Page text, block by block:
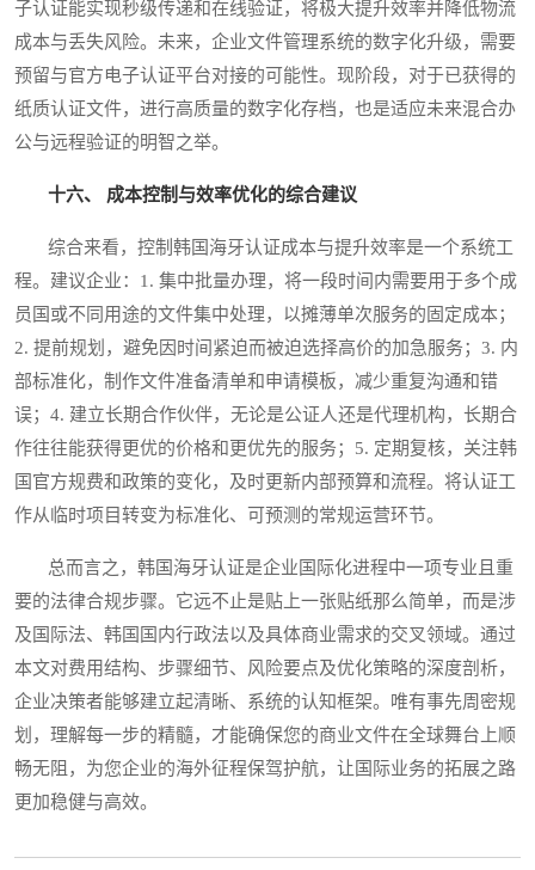
子认证能实现秒级传递和在线验证，将极大提升效率并降低物流
成本与丢失风险。未来，企业文件管理系统的数字化升级，需要
预留与官方电子认证平台对接的可能性。现阶段，对于已获得的
纸质认证文件，进行高质量的数字化存档，也是适应未来混合办
公与远程验证的明智之举。
十六、 成本控制与效率优化的综合建议
综合来看，控制韩国海牙认证成本与提升效率是一个系统工
程。建议企业：1. 集中批量办理，将一段时间内需要用于多个成
员国或不同用途的文件集中处理，以摊薄单次服务的固定成本；
2. 提前规划，避免因时间紧迫而被迫选择高价的加急服务；3. 内
部标准化，制作文件准备清单和申请模板，减少重复沟通和错
误；4. 建立长期合作伙伴，无论是公证人还是代理机构，长期合
作往往能获得更优的价格和更优先的服务；5. 定期复核，关注韩
国官方规费和政策的变化，及时更新内部预算和流程。将认证工
作从临时项目转变为标准化、可预测的常规运营环节。
总而言之，韩国海牙认证是企业国际化进程中一项专业且重
要的法律合规步骤。它远不止是贴上一张贴纸那么简单，而是涉
及国际法、韩国国内行政法以及具体商业需求的交叉领域。通过
本文对费用结构、步骤细节、风险要点及优化策略的深度剖析，
企业决策者能够建立起清晰、系统的认知框架。唯有事先周密规
划，理解每一步的精髓，才能确保您的商业文件在全球舞台上顺
畅无阻，为您企业的海外征程保驾护航，让国际业务的拓展之路
更加稳健与高效。